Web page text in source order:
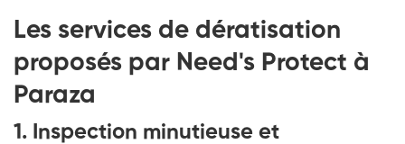
Les services de dératisation
proposés par Need's Protect à
Paraza
1. Inspection minutieuse et